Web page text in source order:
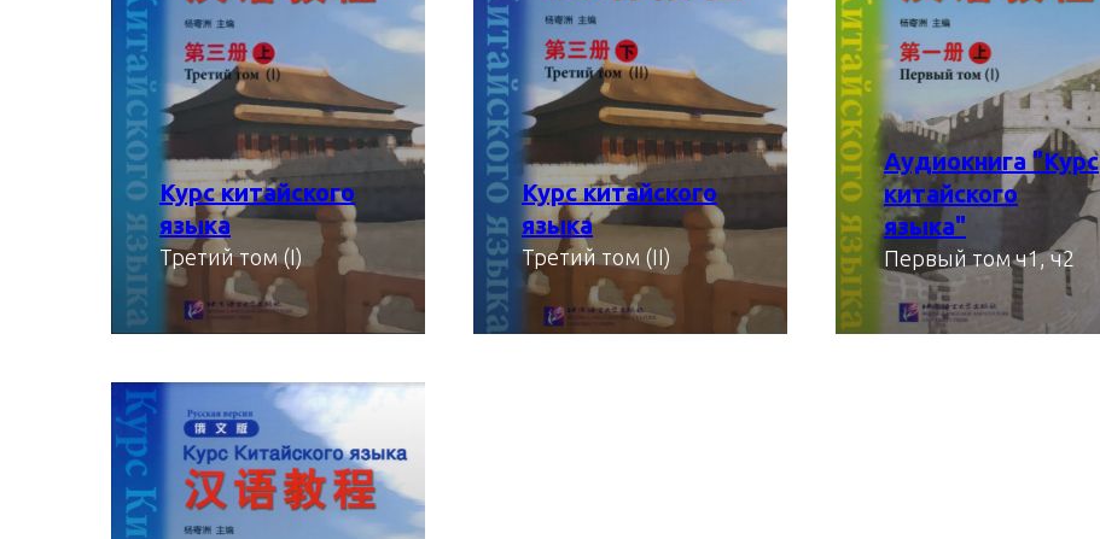
Курс китайского
языка
Третий том (I)
Курс китайского
языка
Третий том (II)
Аудиокнига "Курс
китайского
языка"
Первый том ч1, ч2
скачать